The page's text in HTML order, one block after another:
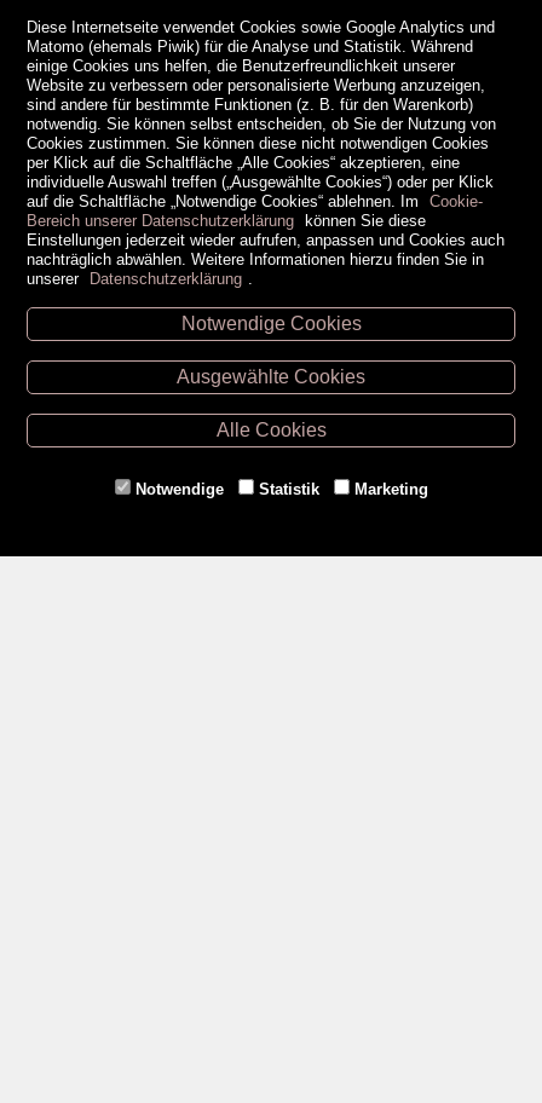
Unsere Öffnungszeiten
Retz -02942/20433
Hollabrunn -02952/30057
Eggenburg -02984/3836
Gmünd -
Diese Internetseite verwendet Cookies sowie Google Analytics und
Matomo (ehemals Piwik) für die Analyse und Statistik. Während
einige Cookies uns helfen, die Benutzerfreundlichkeit unserer
Website zu verbessern oder personalisierte Werbung anzuzeigen,
sind andere für bestimmte Funktionen (z. B. für den Warenkorb)
notwendig. Sie können selbst entscheiden, ob Sie der Nutzung von
Cookies zustimmen. Sie können diese nicht notwendigen Cookies
per Klick auf die Schaltfläche „Alle Cookies“ akzeptieren, eine
individuelle Auswahl treffen („Ausgewählte Cookies“) oder per Klick
auf die Schaltfläche „Notwendige Cookies“ ablehnen. Im
Cookie-
Bereich unserer Datenschutzerklärung können Sie diese
Einstellungen jederzeit wieder aufrufen, anpassen und Cookies auch
nachträglich abwählen. Weitere Informationen hierzu finden Sie in
unserer Datenschutzerklärung
Notwendige Cookies
Ausgewählte Cookies
Alle Cookies
Notwendige Statistik Marketing